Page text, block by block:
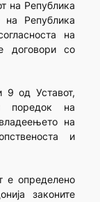
на Република
на Република
на
договори со
од Уставот,
поредок на
на
и
е определено
законите